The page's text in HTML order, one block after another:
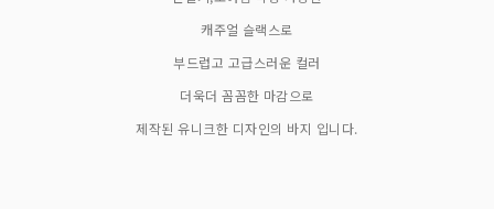
캐주얼 슬랙스로
부드럽고 고급스러운 컬러
더욱더 꼼꼼한 마감으로
제작된 유니크한 디자인의 바지 입니다.